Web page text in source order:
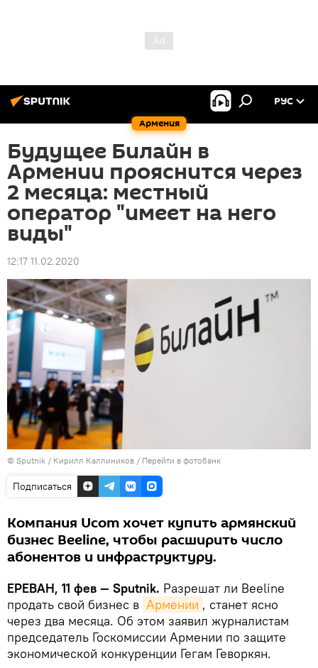
Армения
РУС
Будущее Билайн в
Армении прояснится через
2 месяца: местный
оператор "имеет на него
виды"
12:17 11.02.2020
© Sputnik / Кирилл Каллиников / Перейти в фотобанк
Подписаться
Компания Ucom хочет купить армянский
бизнес Beeline, чтобы расширить число
абонентов и инфраструктуру.
ЕРЕВАН, 11 фев — Sputnik. Разрешат ли Beeline
продать свой бизнес в Армении , станет ясно
через два месяца. Об этом заявил журналистам
председатель Госкомиссии Армении по защите
экономической конкуренции Гегам Геворкян.